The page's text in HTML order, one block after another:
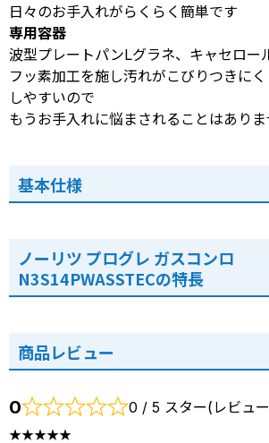
日々のお手入れがらくらく簡単です
専用容器
波型プレートパンLグラネ、キャセロー
フッ素加工を施し汚れがこびりつきに
しやすいので
もうお手入れに悩まされることはありま
基本仕様
ノーリツ プログレ ガスコンロ
N3S14PWASSTECの特長
商品レビュー
0 0 / 5 スター(レビュ
★★★★★